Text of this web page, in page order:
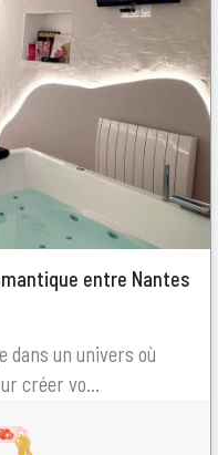
entre Nantes
dans un univers où
créer vo...